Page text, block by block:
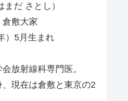
だ さとし）
敷大家
）5月生まれ
放射線科専門医。
現在は倉敷と東京の2